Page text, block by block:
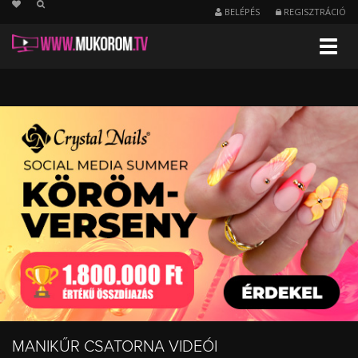
string(22) "/manikur/nezettsegnapi" BELÉPÉS REGISZTRÁCIÓ
Menu
Napi
-
Manikűr
MANIKŰR CSATORNA VIDEÓI